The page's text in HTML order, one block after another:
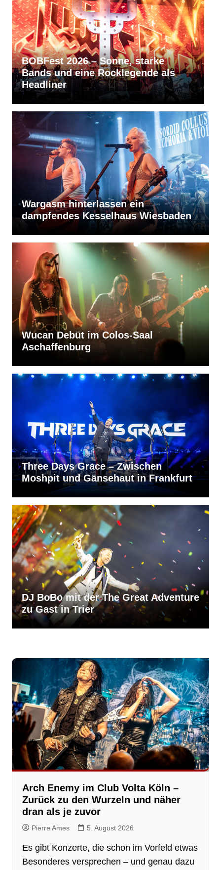
RVBang Festival 2026 – Balingen
bleibt die Metal-Hochburg des
Südens
Wargasm hinterlassen ein
dampfendes Kesselhaus Wiesbaden
Wucan Debüt im Colos-Saal
Aschaffenburg
Three Days Grace – Zwischen
Moshpit und Gänsehaut in Frankfurt
DJ BoBo mit der The Great Adventure
zu Gast in Trier
Arch Enemy im Club Volta Köln –
Zurück zu den Wurzeln und näher
dran als je zuvor
Pierre Ames 5. August 2026
Es gibt Konzerte, die schon im Vorfeld etwas
Besonderes versprechen – und genau dazu